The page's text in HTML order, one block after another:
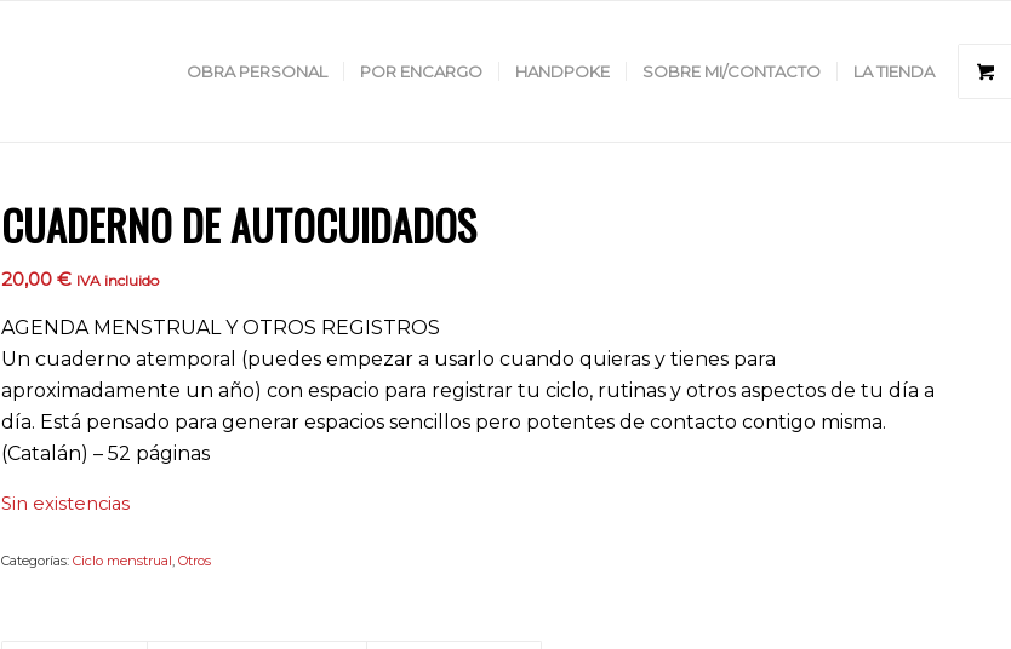
OBRA PERSONAL POR ENCARGO HANDPOKE SOBRE MI/CONTACTO LA TIENDA
CUADERNO DE AUTOCUIDADOS
20,00 € IVA incluido
AGENDA MENSTRUAL Y OTROS REGISTROS
Un cuaderno atemporal (puedes empezar a usarlo cuando quieras y tienes para
aproximadamente un año) con espacio para registrar tu ciclo, rutinas y otros aspectos de tu día a
día. Está pensado para generar espacios sencillos pero potentes de contacto contigo misma.
(Catalán) – 52 páginas
Sin existencias
Categorías: Ciclo menstrual Otros